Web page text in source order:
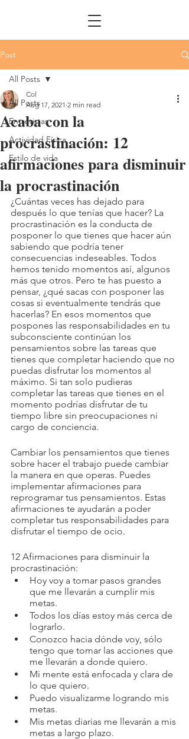
Post
All Posts
Entrevistas
Actividad Física
Estilo de vida
All Posts
Acaba con la
procrastinación: 12
afirmaciones para disminuir
la procrastinación
Col
Aug 17, 2021 2 min read
¿Cuántas veces has dejado para
después lo que tenías que hacer? La
procrastinación es la conducta de
posponer lo que tienes que hacer aún
sabiendo que podría tener
consecuencias indeseables. Todos
hemos tenido momentos así, algunos
más que otros. Pero te has puesto a
pensar, ¿qué sacas con posponer las
cosas si eventualmente tendrás que
hacerlas? En esos momentos que
pospones las responsabilidades en tu
subconsciente continúan los
pensamientos sobre las tareas que
tienes que completar haciendo que no
puedas disfrutar los momentos al
máximo. Si tan solo pudieras
completar las tareas que tienes en el
momento podrías disfrutar de tu
tiempo libre sin preocupaciones ni
cargo de conciencia.
Cambiar los pensamientos que tienes
sobre hacer el trabajo puede cambiar
la manera en que operas. Puedes
implementar afirmaciones para
reprogramar tus pensamientos. Estas
afirmaciones te ayudarán a poder
completar tus responsabilidades para
disfrutar el tiempo de ocio.
12 Afirmaciones para disminuir la
procrastinación:
Hoy voy a tomar pasos grandes
que me llevarán a cumplir mis
metas.
Todos los días estoy más cerca de
lograrlo.
Conozco hacia dónde voy, sólo
tengo que tomar las acciones que
me llevarán a donde quiero.
Mi mente está enfocada y clara de
lo que quiero.
Puedo visualizarme logrando mis
metas.
Mis metas diarias me llevarán a mis
metas a largo plazo.